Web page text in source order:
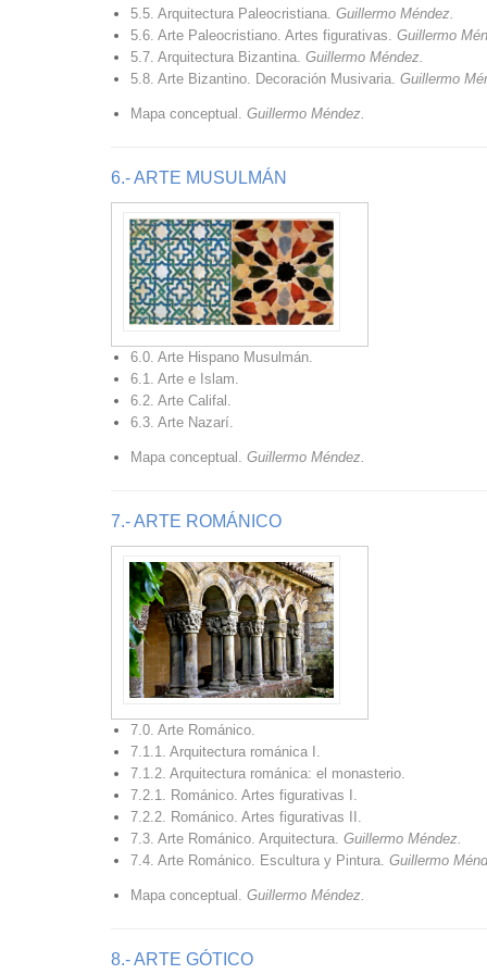
5.5. Arquitectura Paleocristiana. Guillermo Méndez.
5.6. Arte Paleocristiano. Artes figurativas. Guillermo
5.7. Arquitectura Bizantina. Guillermo Méndez.
5.8. Arte Bizantino. Decoración Musivaria. Guillermo
Mapa conceptual. Guillermo Méndez.
6.- ARTE MUSULMÁN
6.0. Arte Hispano Musulmán.
6.1. Arte e Islam.
6.2. Arte Califal.
6.3. Arte Nazarí.
Mapa conceptual. Guillermo Méndez.
7.- ARTE ROMÁNICO
7.0. Arte Románico.
7.1.1. Arquitectura románica I.
7.1.2. Arquitectura románica: el monasterio.
7.2.1. Románico. Artes figurativas I.
7.2.2. Románico. Artes figurativas II.
7.3. Arte Románico. Arquitectura. Guillermo Méndez.
7.4. Arte Románico. Escultura y Pintura. Guillermo
Mapa conceptual. Guillermo Méndez.
8.- ARTE GÓTICO